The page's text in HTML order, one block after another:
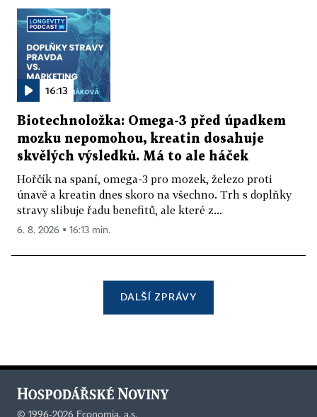
16:13
Biotechnoložka: Omega-3 před úpadkem
mozku nepomohou, kreatin dosahuje
skvělých výsledků. Má to ale háček
Hořčík na spaní, omega-3 pro mozek, železo proti
únavě a kreatin dnes skoro na všechno. Trh s doplňky
stravy slibuje řadu benefitů, ale které z...
6. 8. 2026 ▪ 16:13 min.
DALŠÍ ZPRÁVY
© 1996-2026 Economia, a.s.